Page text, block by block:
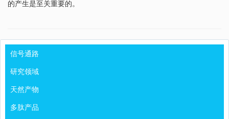
的产生是至关重要的。
信号通路
研究领域
天然产物
多肽产品